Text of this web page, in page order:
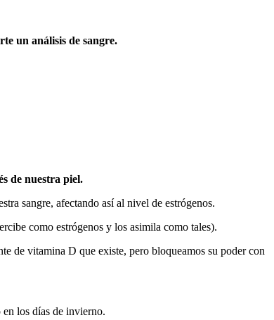
un análisis de sangre.
de nuestra piel.
sangre, afectando así al nivel de estrógenos.
como estrógenos y los asimila como tales).
de vitamina D que existe, pero bloqueamos su poder con
los días de invierno.